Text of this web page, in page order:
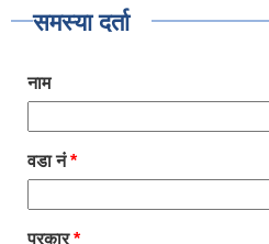
समस्या दर्ता
नाम
वडा नं*
प्रकार*